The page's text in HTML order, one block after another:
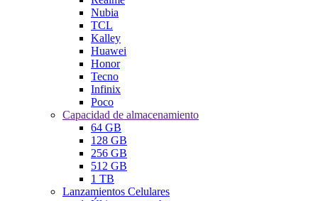
Nubia
TCL
Kalley
Huawei
Honor
Tecno
Infinix
Poco
Capacidad de almacenamiento
64 GB
128 GB
256 GB
512 GB
1 TB
Lanzamientos Celulares